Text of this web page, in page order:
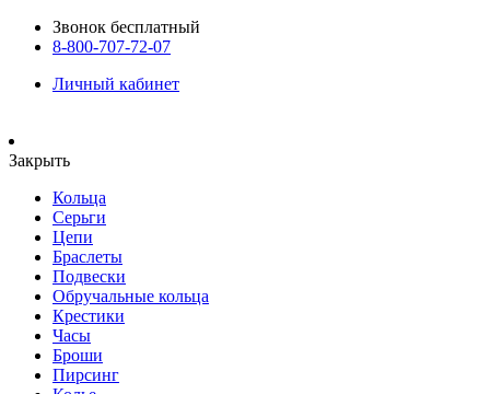
Звонок бесплатный
8-800-707-72-07
Личный кабинет
Закрыть
Кольца
Серьги
Цепи
Браслеты
Подвески
Обручальные кольца
Крестики
Часы
Броши
Пирсинг